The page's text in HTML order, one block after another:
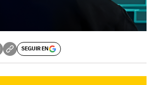
SEGUIR EN